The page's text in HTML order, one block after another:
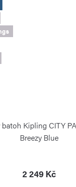
batoh Kipling CITY
Breezy Blue
2 249 Kč